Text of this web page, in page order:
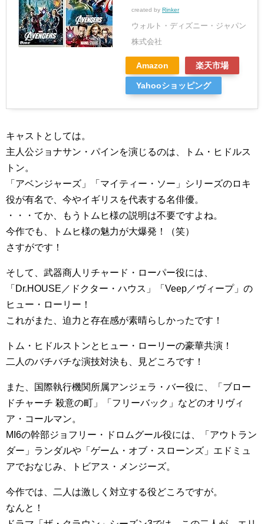
created by Rinker
ウォルト・ディズニー・ジャパン
株式会社
Amazon 楽天市場
Yahooショッピング
キャストとしては。
主人公ジョナサン・パインを演じるのは、トム・ヒドルス
トン。
「アベンジャーズ」「マイティー・ソー」シリーズのロキ
役が有名で、今やイギリスを代表する名俳優。
・・・てか、もうトムヒ様の説明は不要ですよね。
今作でも、トムヒ様の魅力が大爆発！（笑）
さすがです！
そして、武器商人リチャード・ローパー役には、
「Dr.HOUSE／ドクター・ハウス」「Veep／ヴィープ」の
ヒュー・ローリー！
これがまた、迫力と存在感が素晴らしかったです！
トム・ヒドルストンとヒュー・ローリーの豪華共演！
二人のバチバチな演技対決も、見どころです！
また、国際執行機関所属アンジェラ・バー役に、「ブロー
ドチャーチ 殺意の町」「フリーバック」などのオリヴィ
ア・コールマン。
MI6の幹部ジョフリー・ドロムグール役には、「アウトラン
ダー」ランダルや「ゲーム・オブ・スローンズ」エドミュ
アでおなじみ、トビアス・メンジーズ。
今作では、二人は激しく対立する役どころですが。
なんと！